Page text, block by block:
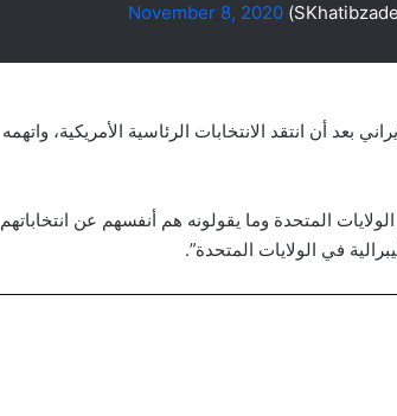
November 8, 2020
بعد أن انتقد الانتخابات الرئاسية الأمريكية، واتهمه
المتحدة وما يقولونه هم أنفسهم عن انتخاباتهم
في الولايات المتحدة”.